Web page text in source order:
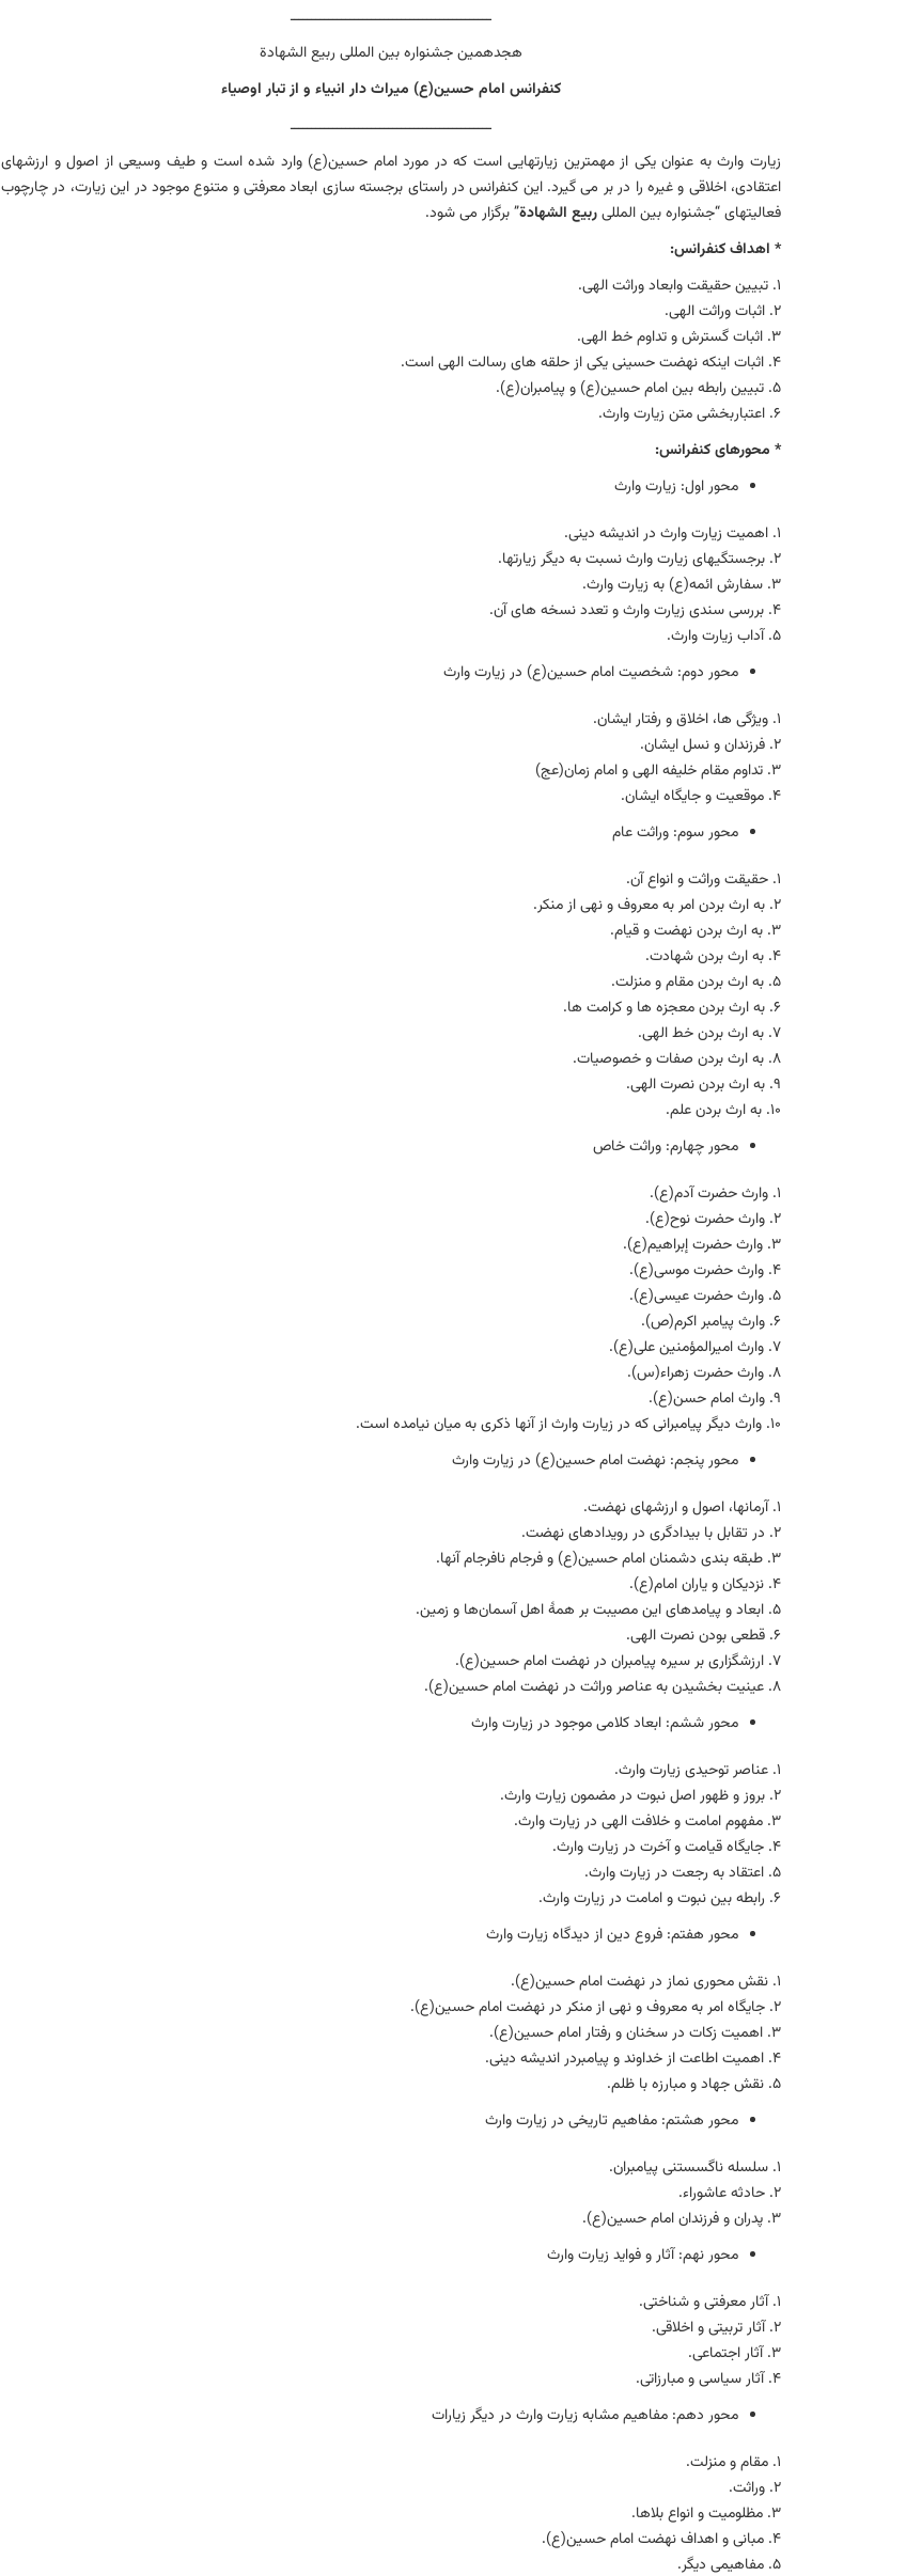
ـــــــــــــــــــــــــــــــــــــــــــــــ
هجدهمين جشنواره بين المللی ربيع الشهادة
كنفرانس امام حسين(ع) ميراث دار انبياء و از تبار اوصياء
ـــــــــــــــــــــــــــــــــــــــــــــــ
زیارت وارث به عنوان یکی از مهمترین زیارتهایی است که در مورد امام حسین(ع) وارد شده است و طیف وسیعی از اصول و ارزشهای
اعتقادی، اخلاقی و غیره را در بر می گیرد. این کنفرانس در راستای برجسته سازی ابعاد معرفتی و متنوع موجود در این زیارت، در چارچوب
فعالیتهای “جشنواره بین المللیربيع الشهادة” برگزار می شود.
* اهداف كنفرانس:
۱. تبیین حقیقت وابعاد وراثت الهی.
۲. اثبات وراثت الهی.
۳. اثبات گسترش و تداوم خط الهی.
۴. اثبات اینکه نهضت حسینی یکی از حلقه های رسالت الهی است.
۵. تبیین رابطه بین امام حسین(ع) و پیامبران(ع).
۶. اعتباربخشی متن زیارت وارث.
* محورهای كنفرانس:
محور اول: زيارت وارث
۱. اهمیت زیارت وارث در اندیشه دینی.
۲. برجستگیهای زیارت وارث نسبت به دیگر زیارتها.
۳. سفارش ائمه(ع) به زیارت وارث.
۴. بررسی سندی زیارت وارث و تعدد نسخه های آن.
۵. آداب زیارت وارث.
محور دوم: شخصيت امام حسين(ع) در زيارت وارث
۱. ویژگی ها، اخلاق و رفتار ایشان.
۲. فرزندان و نسل ایشان.
۳. تداوم مقام خلیفه الهی و امام زمان(عج)
۴. موقعیت و جایگاه ایشان.
محور سوم: وراثت عام
۱. حقیقت وراثت و انواع آن.
۲. به ارث بردن امر به معروف و نهی از منکر.
۳. به ارث بردن نهضت و قیام.
۴. به ارث بردن شهادت.
۵. به ارث بردن مقام و منزلت.
۶. به ارث بردن معجزه ها و کرامت ها.
۷. به ارث بردن خط الهی.
۸. به ارث بردن صفات و خصوصیات.
۹. به ارث بردن نصرت الهی.
۱۰. به ارث بردن علم.
محور چهارم: وراثت خاص
۱. وارث حضرت آدم(ع).
۲. وارث حضرت نوح(ع).
۳. وارث حضرت إبراهيم(ع).
۴. وارث حضرت موسى(ع).
۵. وارث حضرت عيسى(ع).
۶. وارث پیامبر اکرم(ص).
۷. وارث امیرالمؤمنین علی(ع).
۸. وارث حضرت زهراء(س).
۹. وارث امام حسن(ع).
۱۰. وارث دیگر پیامبرانی که در زیارت وارث از آنها ذکری به میان نیامده است.
محور پنجم: نهضت امام حسين(ع) در زيارت وارث
۱. آرمانها، اصول و ارزشهای نهضت.
۲. در تقابل با بیدادگری در رویدادهای نهضت.
۳. طبقه بندی دشمنان امام حسین(ع) و فرجام نافرجام آنها.
۴. نزدیکان و یاران امام(ع).
۵. ابعاد و پیامدهای این مصیبت بر همهٔ اهل آسمان‌ها و زمین.
۶. قطعی بودن نصرت الهی.
۷. ارزشگزاری بر سیره پیامبران در نهضت امام حسین(ع).
۸. عینیت بخشیدن به عناصر وراثت در نهضت امام حسین(ع).
محور ششم: ابعاد کلامی موجود در زيارت وارث
۱. عناصر توحیدی زیارت وارث.
۲. بروز و ظهور اصل نبوت در مضمون زیارت وارث.
۳. مفهوم امامت و خلافت الهی در زیارت وارث.
۴. جایگاه قیامت و آخرت در زیارت وارث.
۵. اعتقاد به رجعت در زیارت وارث.
۶. رابطه بین نبوت و امامت در زیارت وارث.
محور هفتم: فروع دين از ديدگاه زيارت وارث
۱. نقش محوری نماز در نهضت امام حسین(ع).
۲. جایگاه امر به معروف و نهی از منکر در نهضت امام حسین(ع).
۳. اهمیت زکات در سخنان و رفتار امام حسین(ع).
۴. اهمیت اطاعت از خداوند و پیامبردر اندیشه دینی.
۵. نقش جهاد و مبارزه با ظلم.
محور هشتم: مفاهيم تاريخی در زيارت وارث
۱. سلسله ناگسستنی پیامبران.
۲. حادثه عاشوراء.
۳. پدران و فرزندان امام حسین(ع).
محور نهم: آثار و فوايد زيارت وارث
۱. آثار معرفتی و شناختی.
۲. آثار تربیتی و اخلاقی.
۳. آثار اجتماعی.
۴. آثار سياسی و مبارزاتی.
محور دهم: مفاهيم مشابه زيارت وارث در ديگر زيارات
۱. مقام و منزلت.
۲. وراثت.
۳. مظلومیت و انواع بلاها.
۴. مبانی و اهداف نهضت امام حسین(ع).
۵. مفاهیمی دیگر.